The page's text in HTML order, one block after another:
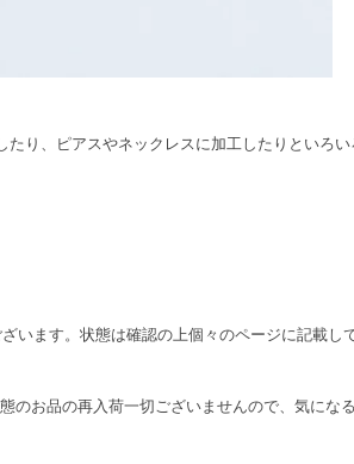
り、ピアスやネックレスに加工したりといろい
います。状態は確認の上個々のページに記載し
お品の再入荷一切ございませんので、気にな